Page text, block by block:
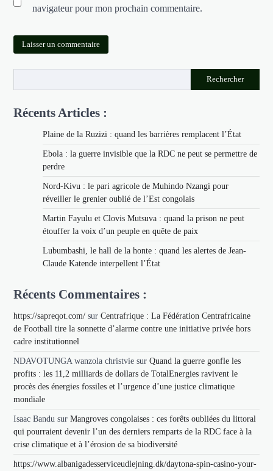
navigateur pour mon prochain commentaire.
Rechercher
Récents Articles :
Plaine de la Ruzizi : quand les barrières remplacent l’État
Ebola : la guerre invisible que la RDC ne peut se permettre de
perdre
Nord-Kivu : le pari agricole de Muhindo Nzangi pour
réveiller le grenier oublié de l’Est congolais
Martin Fayulu et Clovis Mutsuva : quand la prison ne peut
étouffer la voix d’un peuple en quête de paix
Lubumbashi, le hall de la honte : quand les alertes de Jean-
Claude Katende interpellent l’État
Récents Commentaires :
https://sapreqot.com/ surCentrafrique : La Fédération Centrafricaine
de Football tire la sonnette d’alarme contre une initiative privée hors
cadre institutionnel
NDAVOTUNGA wanzola christvie surQuand la guerre gonfle les
profits : les 11,2 milliards de dollars de TotalEnergies ravivent le
procès des énergies fossiles et l’urgence d’une justice climatique
mondiale
Isaac Bandu surMangroves congolaises : ces forêts oubliées du littoral
qui pourraient devenir l’un des derniers remparts de la RDC face à la
crise climatique et à l’érosion de sa biodiversité
https://www.albanigadesserviceudlejning.dk/daytona-spin-casino-your-